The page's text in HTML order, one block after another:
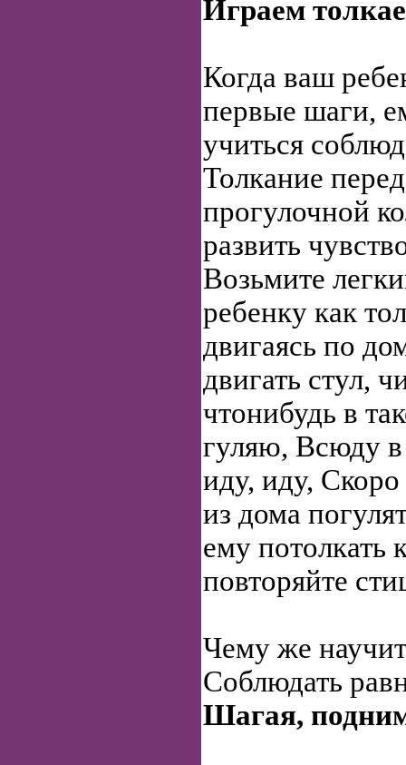
Играем
Когда ваш
первые шаги,
учиться
Толкание
прогулочной
развить
Возьмите
ребенку как
двигаясь по
двигать стул,
чтонибудь в
гуляю, Всюду
иду, иду,
из дома
ему потолкать
повторяйте
Чему же
Соблюдать
Шагая,